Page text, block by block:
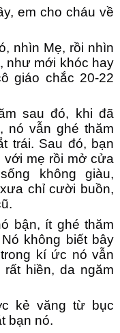
em cho cháu về
nhìn Mẹ, rồi nhìn
như mới khóc hay
giáo chắc 20-22
sau đó, khi đã
nó vẫn ghé thăm
trái. Sau đó, bạn
với mẹ rồi mở cửa
không giàu,
chỉ cười buồn,
bận, ít ghé thăm
không biết bây
kí ức nó vẫn
hiền, da ngăm
kẻ văng từ bục
bạn nó.